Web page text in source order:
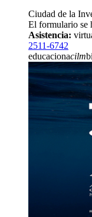
Ciudad de la
El formulario se
Asistencia:
2511-6742
educacionacilm